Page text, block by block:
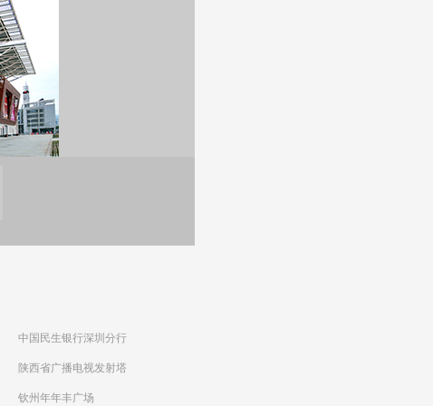
中国民生银行深圳分行
陕西省广播电视发射塔
钦州年年丰广场